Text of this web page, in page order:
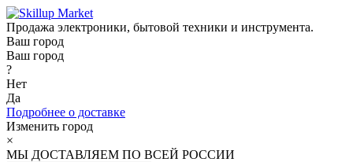
Продажа электроники, бытовой техники и инструмента.
Ваш город
Ваш город
?
Нет
Да
Подробнее о доставке
Изменить город
×
МЫ ДОСТАВЛЯЕМ ПО ВСЕЙ РОССИИ